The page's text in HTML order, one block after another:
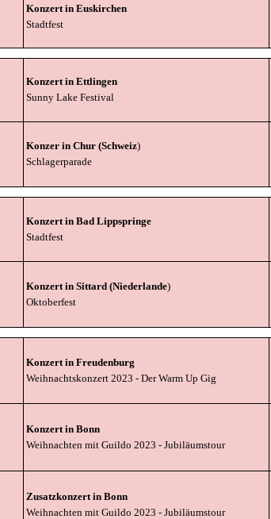
Konzert in Euskirchen
Stadtfest
Konzert in Ettlingen
Sunny Lake Festival
Konzer in Chur (Schweiz)
Schlagerparade
Konzert in Bad Lippspringe
Stadtfest
Konzert in Sittard (Niederlande)
Oktoberfest
Konzert in Freudenburg
Weihnachtskonzert 2023 - Der Warm Up Gig
Konzert in Bonn
Weihnachten mit Guildo 2023 - Jubiläumstour
Zusatzkonzert in Bonn
Weihnachten mit Guildo 2023 - Jubiläumstour